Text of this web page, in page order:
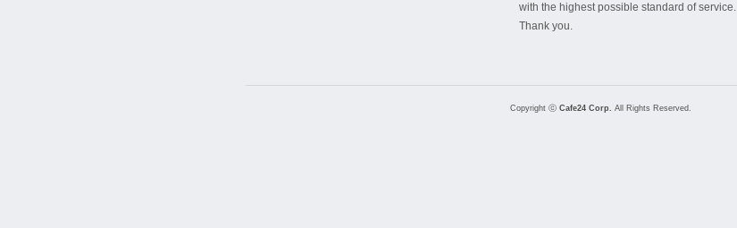
with the highest possible standard of service.
Thank you.
Copyright ⓒ Cafe24 Corp. All Rights Reserved.